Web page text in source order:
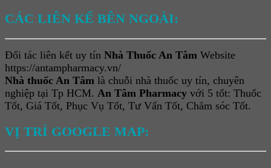
CÁC LIÊN KẾ BÊN NGOÀI:
Đối tác liên kết uy tín Nhà Thuốc An Tâm Website
https://antampharmacy.vn/
Nhà thuốc An Tâm là chuỗi nhà thuốc uy tín, chuyên
nghiệp tại Tp HCM. An Tâm Pharmacy với 5 tốt: Thuốc
Tốt, Giá Tốt, Phục Vụ Tốt, Tư Vấn Tốt, Chăm sóc Tốt.
VỊ TRÍ GOOGLE MAP: